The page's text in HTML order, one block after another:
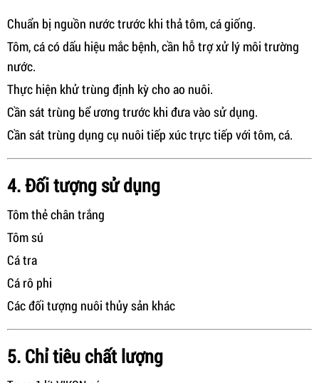
Chuẩn bị nguồn nước trước khi thả tôm, cá giống.
Tôm, cá có dấu hiệu mắc bệnh, cần hỗ trợ xử lý môi trường
nước.
Thực hiện khử trùng định kỳ cho ao nuôi.
Cần sát trùng bể ương trước khi đưa vào sử dụng.
Cần sát trùng dụng cụ nuôi tiếp xúc trực tiếp với tôm, cá.
4. Đối tượng sử dụng
Tôm thẻ chân trắng
Tôm sú
Cá tra
Cá rô phi
Các đối tượng nuôi thủy sản khác
5. Chỉ tiêu chất lượng